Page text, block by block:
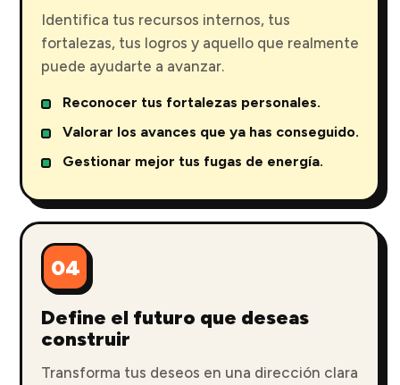
Identifica tus recursos internos, tus
fortalezas, tus logros y aquello que realmente
puede ayudarte a avanzar.
Reconocer tus fortalezas personales.
Valorar los avances que ya has conseguido.
Gestionar mejor tus fugas de energía.
04
Define el futuro que deseas
construir
Transforma tus deseos en una dirección clara